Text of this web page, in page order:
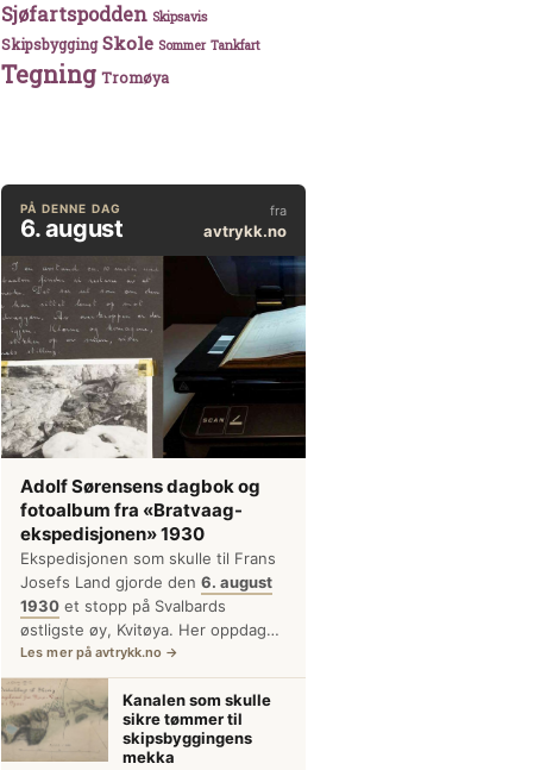
Sjøfartspodden Skipsavis
Skipsbygging Skole Sommer Tankfart
Tegning Tromøya